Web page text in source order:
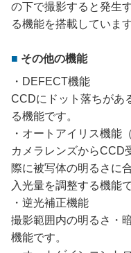
の下で撮影すると発生
る機能を搭載しています
その他の機能
・DEFECT機能
CCDにドット落ちがあ
る機能です。
・オートアイリス機能
カメラレンズからCCD
際に被写体の明るさに
入光量を調整する機能で
・逆光補正機能
撮影範囲内の明るさ・
機能です。